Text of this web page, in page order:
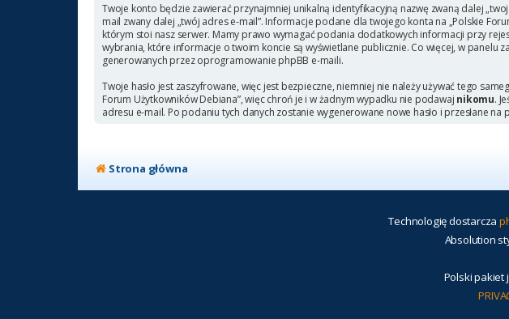
Twoje konto będzie zawierać przynajmniej unikalną identyfikacyjną nazwę zwaną dalej
mail zwany dalej „twój adres e-mail”. Informacje podane dla twojego konta na „Polskie
którym stoi nasz serwer. Mamy prawo wymagać podania dodatkowych informacji przy
wybrania, które informacje o twoim koncie są wyświetlane publicznie. Co więcej, w panelu
generowanych przez oprogramowanie phpBB e-maili.
Twoje hasło jest zaszyfrowane, więc jest bezpieczne, niemniej nie należy używać tego
Forum Użytkowników Debiana”, więc chroń je i w żadnym wypadku nie podawaj nikomu.
adresu e-mail. Po podaniu tych danych zostanie wygenerowane nowe hasło i przesłane
Strona główna
Technologię dostarcza
Absolution
Polski pakiet